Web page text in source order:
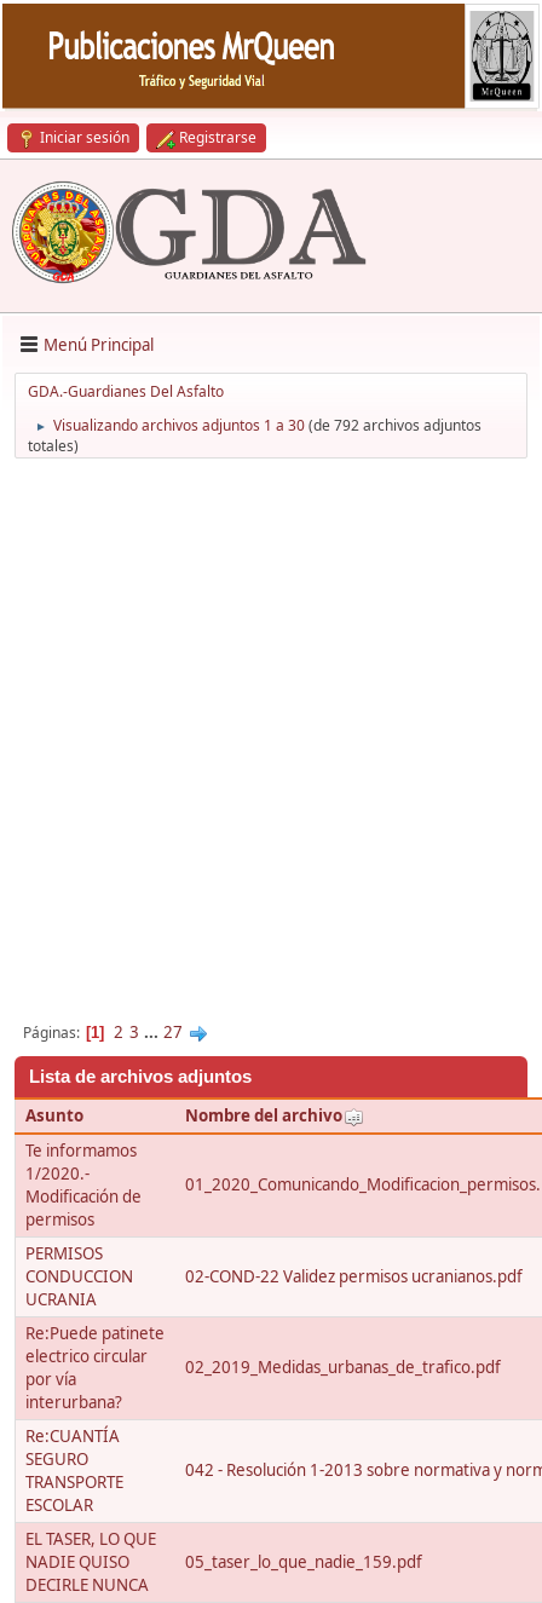
Iniciar sesión Registrarse
Menú Principal
GDA.-Guardianes Del Asfalto
► Visualizando archivos adjuntos 1 a 30(de 792 archivos adjuntos
totales)
Páginas 1 2 3 ... 27
Lista de archivos adjuntos
Asunto
Nombre del archivo
Te informamos
1/2020.-
Modificación de
permisos
PERMISOS
CONDUCCION
UCRANIA
02-COND-22 Validez permisos ucranianos.pdf
Re:Puede patinete
electrico circular
por vía
interurbana?
02_2019_Medidas_urbanas_de_trafico.pdf
Re:CUANTÍA
SEGURO
TRANSPORTE
ESCOLAR
042 - Resolución 1-2013 sobre normativa y
EL TASER, LO QUE
NADIE QUISO
DECIRLE NUNCA
05_taser_lo_que_nadie_159.pdf